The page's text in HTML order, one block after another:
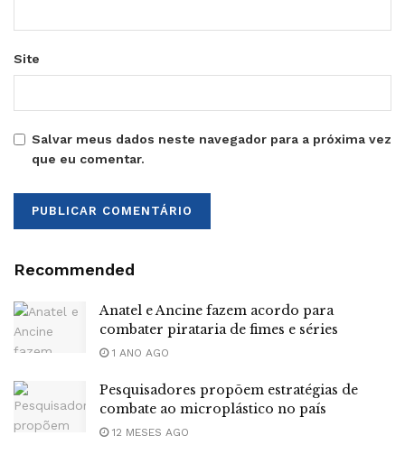
Site
Salvar meus dados neste navegador para a próxima vez
que eu comentar.
Recommended
Anatel e Ancine fazem acordo para
combater pirataria de fimes e séries
1 ANO AGO
Pesquisadores propõem estratégias de
combate ao microplástico no país
12 MESES AGO